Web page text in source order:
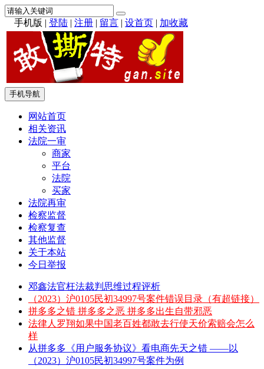
手机版 | 登陆 | 注册 | 留言 | 设首页 | 加收藏
手机导航
网站首页
相关资讯
法院一审
商家
平台
法院
买家
法院再审
检察监督
检察复查
其他监督
关于本站
今日举报
邓鑫法官枉法裁判思维过程评析
（2023）沪0105民初34997号案件错误目录（有超链接）
拼多多之错 拼多多之恶 拼多多出生自带邪恶
法律人罗翔如果中国老百姓都敢去行使天价索赔会怎么
样
从拼多多《用户服务协议》看电商先天之错 ——以
（2023）沪0105民初34997号案件为例